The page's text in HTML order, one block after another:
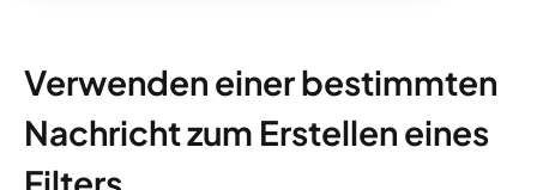
Verwenden einer bestimmten
Nachricht zum Erstellen eines